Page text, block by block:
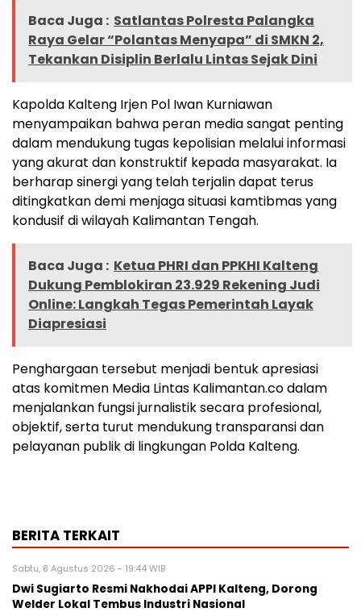
Baca Juga : Satlantas Polresta Palangka
Raya Gelar “Polantas Menyapa” di SMKN 2,
Tekankan Disiplin Berlalu Lintas Sejak Dini
Kapolda Kalteng Irjen Pol Iwan Kurniawan
menyampaikan bahwa peran media sangat penting
dalam mendukung tugas kepolisian melalui informasi
yang akurat dan konstruktif kepada masyarakat. Ia
berharap sinergi yang telah terjalin dapat terus
ditingkatkan demi menjaga situasi kamtibmas yang
kondusif di wilayah Kalimantan Tengah.
Baca Juga : Ketua PHRI dan PPKHI Kalteng
Dukung Pemblokiran 23.929 Rekening Judi
Online: Langkah Tegas Pemerintah Layak
Diapresiasi
Penghargaan tersebut menjadi bentuk apresiasi
atas komitmen Media Lintas Kalimantan.co dalam
menjalankan fungsi jurnalistik secara profesional,
objektif, serta turut mendukung transparansi dan
pelayanan publik di lingkungan Polda Kalteng.
BERITA TERKAIT
Sabtu, 8 Agustus 2026 - 19:44 WIB
Dwi Sugiarto Resmi Nakhodai APPI Kalteng, Dorong
Welder Lokal Tembus Industri Nasional